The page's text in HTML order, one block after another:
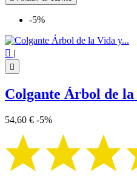
-5%
 |

Colgante Árbol de la
54,60 € -5%